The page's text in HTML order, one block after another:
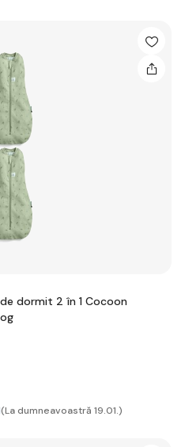
de dormit 2 în 1 Cocoon
(La dumneavoastră 19.01.)